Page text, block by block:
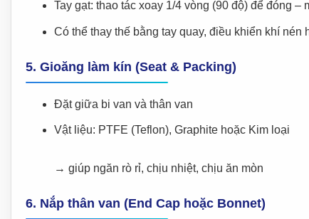
Tay gạt: thao tác xoay 1/4 vòng (90 độ) để đóng –
Có thể thay thế bằng tay quay, điều khiển khí nén
5. Gioăng làm kín (Seat & Packing)
Đặt giữa bi van và thân van
Vật liệu: PTFE (Teflon), Graphite hoặc Kim loại
→ giúp ngăn rò rỉ, chịu nhiệt, chịu ăn mòn
6. Nắp thân van (End Cap hoặc Bonnet)